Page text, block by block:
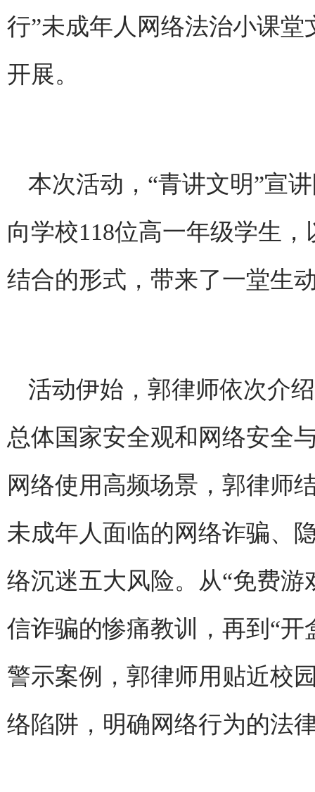
行”未成年人网络法治小课
开展。
本次活动，“青讲文明”宣
向学校118位高一年级学生
结合的形式，带来了一堂生
活动伊始，郭律师依次介
总体国家安全观和网络安全
网络使用高频场景，郭律师
未成年人面临的网络诈骗、
络沉迷五大风险。从“免费
信诈骗的惨痛教训，再到“
警示案例，郭律师用贴近校
络陷阱，明确网络行为的法